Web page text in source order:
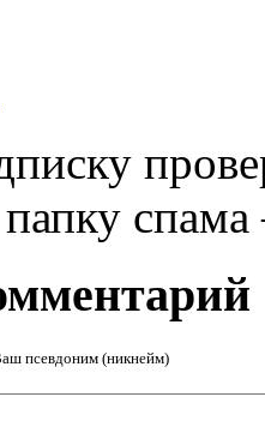
псевдоним (никнейм)